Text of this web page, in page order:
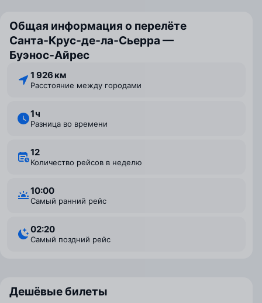
Общая информация о перелёте
Санта‑Крус‑де‑ла‑Сьерра —
Буэнос‑Айрес
1 926 км
Расстояние между городами
1 ⁠ч
Разница во времени
12
Количество рейсов в неделю
10:00
Самый ранний рейс
02:20
Самый поздний рейс
Дешёвые билеты